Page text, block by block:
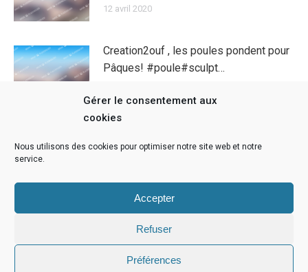
Gérer le consentement aux
cookies
Nous utilisons des cookies pour optimiser notre site web et notre
service.
Accepter
Refuser
Préférences
12 avril 2020
Creation2ouf , les poules pondent pour
Pâques! #poule#sculpt…
pondu !!!
Infos légales